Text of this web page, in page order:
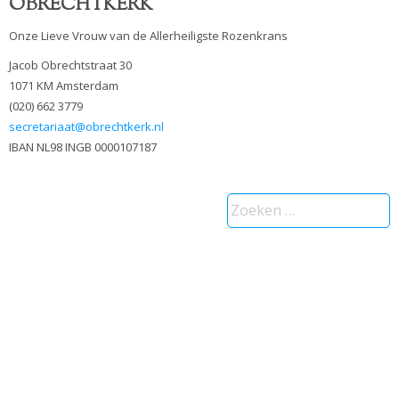
Onze Lieve Vrouw van de Allerheiligste Rozenkrans
Jacob Obrechtstraat 30
1071 KM Amsterdam
(020) 662 3779
secretariaat@obrechtkerk.nl
IBAN NL98 INGB 0000107187
Zoeken
naar: